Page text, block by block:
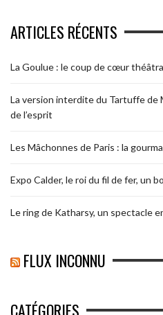
ARTICLES RÉCENTS
La Goulue : le coup de cœur
La version interdite du Tartuffe de
de l’esprit
Les Mâchonnes de Paris : la
Expo Calder, le roi du fil de fer, un
Le ring de Katharsy, un spectacle
FLUX INCONNU
CATÉGORIES